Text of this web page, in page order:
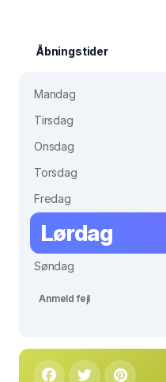
Åbningstider
Mandag
Tirsdag
Onsdag
Torsdag
Fredag
Lørdag
Søndag
Anmeld fejl